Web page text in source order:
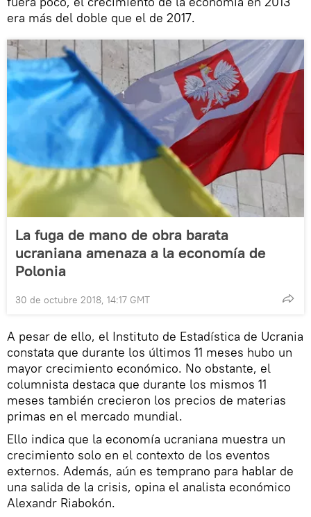
era más del doble que el de 2017.
La fuga de mano de obra barata
ucraniana amenaza a la economía de
Polonia
30 de octubre 2018, 14:17 GMT
A pesar de ello, el Instituto de Estadística de Ucrania
constata que durante los últimos 11 meses hubo un
mayor crecimiento económico. No obstante, el
columnista destaca que durante los mismos 11
meses también crecieron los precios de materias
primas en el mercado mundial.
Ello indica que la economía ucraniana muestra un
crecimiento solo en el contexto de los eventos
externos. Además, aún es temprano para hablar de
una salida de la crisis, opina el analista económico
Alexandr Riabokón.